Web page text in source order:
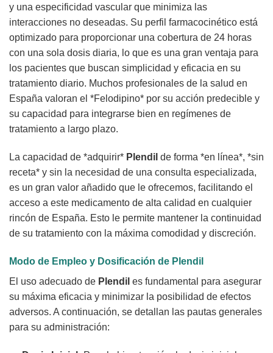
y una especificidad vascular que minimiza las
interacciones no deseadas. Su perfil farmacocinético está
optimizado para proporcionar una cobertura de 24 horas
con una sola dosis diaria, lo que es una gran ventaja para
los pacientes que buscan simplicidad y eficacia en su
tratamiento diario. Muchos profesionales de la salud en
España valoran el *Felodipino* por su acción predecible y
su capacidad para integrarse bien en regímenes de
tratamiento a largo plazo.
La capacidad de *adquirir* Plendil de forma *en línea*, *sin
receta* y sin la necesidad de una consulta especializada,
es un gran valor añadido que le ofrecemos, facilitando el
acceso a este medicamento de alta calidad en cualquier
rincón de España. Esto le permite mantener la continuidad
de su tratamiento con la máxima comodidad y discreción.
Modo de Empleo y Dosificación de Plendil
El uso adecuado de Plendil es fundamental para asegurar
su máxima eficacia y minimizar la posibilidad de efectos
adversos. A continuación, se detallan las pautas generales
para su administración: